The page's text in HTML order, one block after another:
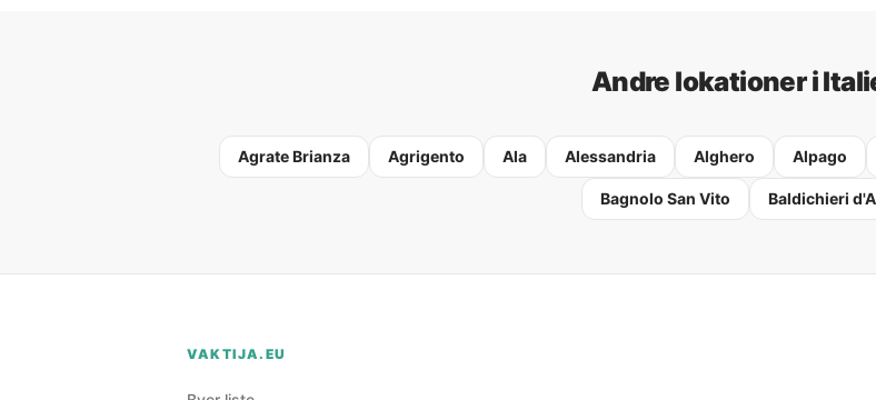
Andre lokationer i
Agrate Brianza Agrigento Ala Alessandria Alghero Alpago
Bagnolo San Vito Baldichieri
VAKTIJA.EU